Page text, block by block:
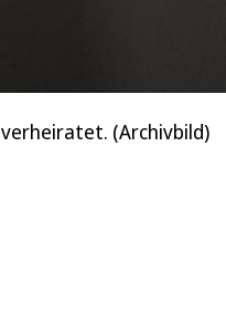
(Archivbild)